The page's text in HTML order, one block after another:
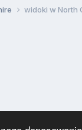
widoki w North